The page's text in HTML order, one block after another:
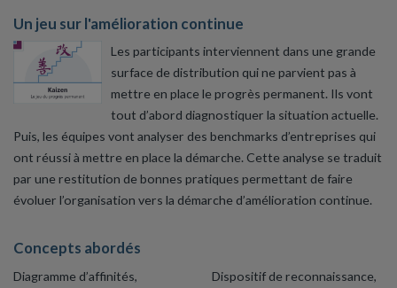
Un jeu sur l'amélioration continue
Les participants interviennent dans une grande
surface de distribution qui ne parvient pas à
mettre en place le progrès permanent. Ils vont
tout d’abord diagnostiquer la situation actuelle.
Puis, les équipes vont analyser des benchmarks d’entreprises qui
ont réussi à mettre en place la démarche. Cette analyse se traduit
par une restitution de bonnes pratiques permettant de faire
évoluer l’organisation vers la démarche d’amélioration continue.
Concepts abordés
Diagramme d’affinités,
Dispositif de reconnaissance,